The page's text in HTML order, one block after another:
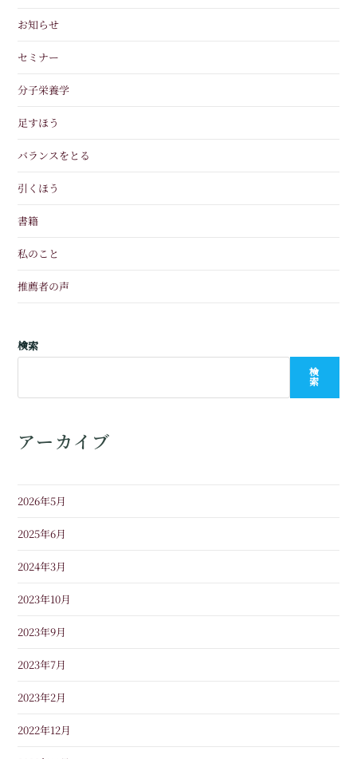
お知らせ
セミナー
分子栄養学
足すほう
バランスをとる
引くほう
書籍
私のこと
推薦者の声
検索
検
索
アーカイブ
2026年5月
2025年6月
2024年3月
2023年10月
2023年9月
2023年7月
2023年2月
2022年12月